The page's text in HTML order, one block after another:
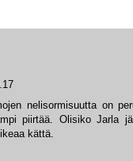
nelisormisuutta on
piirtää. Olisiko Jarla
kättä.